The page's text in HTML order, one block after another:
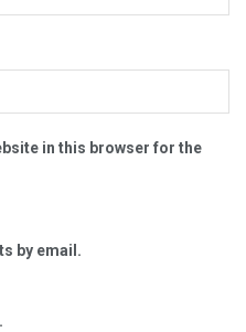
in this browser for the
by email.